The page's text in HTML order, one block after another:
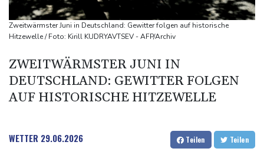
Kircher: VAR nicht "zu kleinteilig" einsetzen
Kreise: Türkei will mit Pakistan und Saudi-Arabien
Verteidigungspakt schließen
Sprengstoff-Drohne am Leipziger Flughafen:
Bundesanwaltschaft übernimmt Ermittlungen
Zweitwärmster Juni in Deutschland: Gewitter folgen auf historische
Hitzewelle / Foto: Kirill KUDRYAVTSEV - AFP/Archiv
ZWEITWÄRMSTER JUNI IN
DEUTSCHLAND: GEWITTER FOLGEN
AUF HISTORISCHE HITZEWELLE
WETTER 29.06.2026 Teilen Teilen